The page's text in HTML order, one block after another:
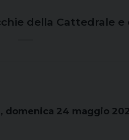
della Cattedrale e
domenica 24 maggio